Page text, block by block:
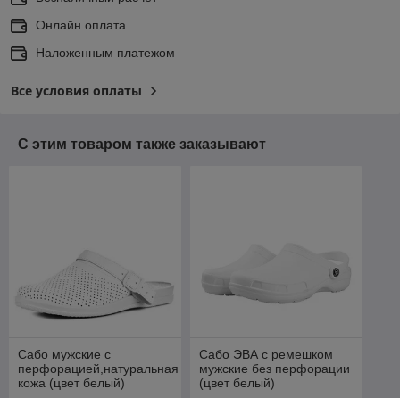
Онлайн оплата
Наложенным платежом
Все условия оплаты
С этим товаром также заказывают
Сабо мужские с
перфорацией,натуральная
кожа (цвет белый)
Сабо ЭВА с ремешком
мужские без перфорации
(цвет белый)